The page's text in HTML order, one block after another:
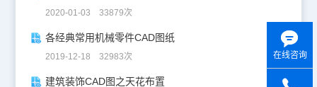
2020-01-03 33879次
各经典常用机械零件CAD图纸
2019-12-18 32983次
建筑装饰CAD图之天花布置
在线咨询